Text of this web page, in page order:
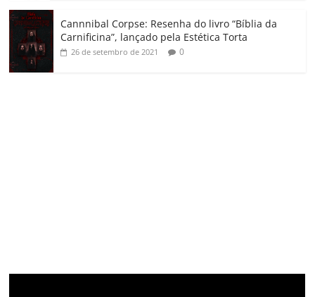
Cannnibal Corpse: Resenha do livro “Bíblia da
Carnificina”, lançado pela Estética Torta
26 de setembro de 2021 0